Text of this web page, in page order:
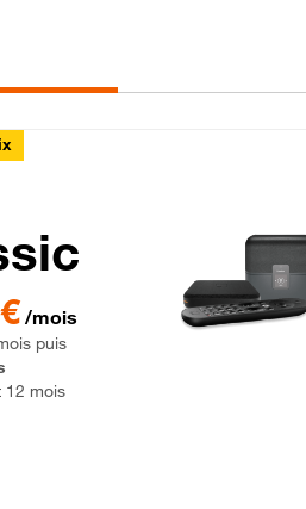
Classic Fibre
pendant 12 mois puis 42,99 € par
/mois
puis
12 mois